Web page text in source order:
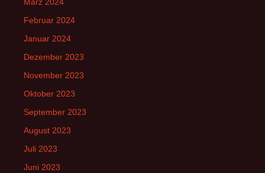
Februar 2024
Januar 2024
Dezember 2023
November 2023
Oktober 2023
September 2023
August 2023
Juli 2023
Juni 2023